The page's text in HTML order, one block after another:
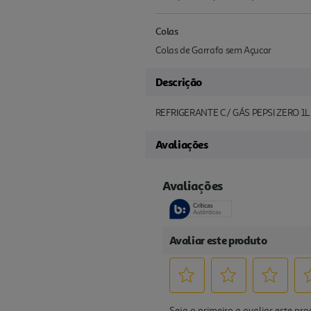
Colas
Colas de Garrafa sem Açucar
Descrição
REFRIGERANTE C/ GÁS PEPSI ZERO
Avaliações